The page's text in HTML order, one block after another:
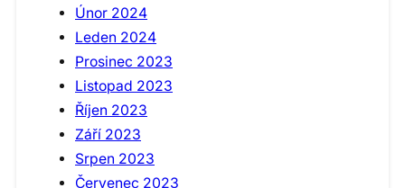
Únor 2024
Leden 2024
Prosinec 2023
Listopad 2023
Říjen 2023
Září 2023
Srpen 2023
Červenec 2023